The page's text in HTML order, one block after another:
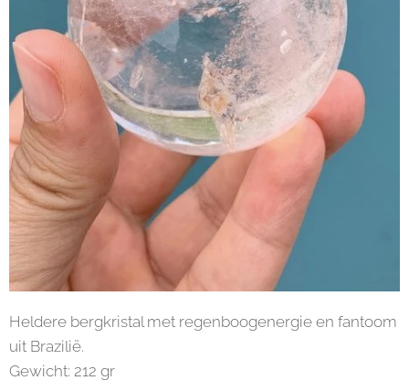
Heldere bergkristal met regenboogenergie en fantoom
uit Brazilië.
Gewicht: 212 gr